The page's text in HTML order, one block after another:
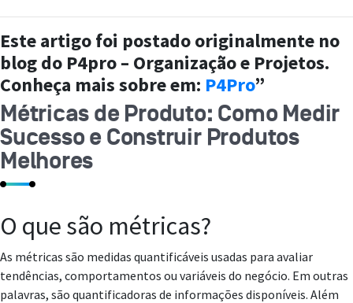
Este artigo foi postado originalmente no
blog do P4pro – Organização e Projetos.
Conheça mais sobre em: P4Pro”
Métricas de Produto: Como Medir
Sucesso e Construir Produtos
Melhores
O que são métricas?
As métricas são medidas quantificáveis usadas para avaliar
tendências, comportamentos ou variáveis do negócio. Em outras
palavras, são quantificadoras de informações disponíveis. Além